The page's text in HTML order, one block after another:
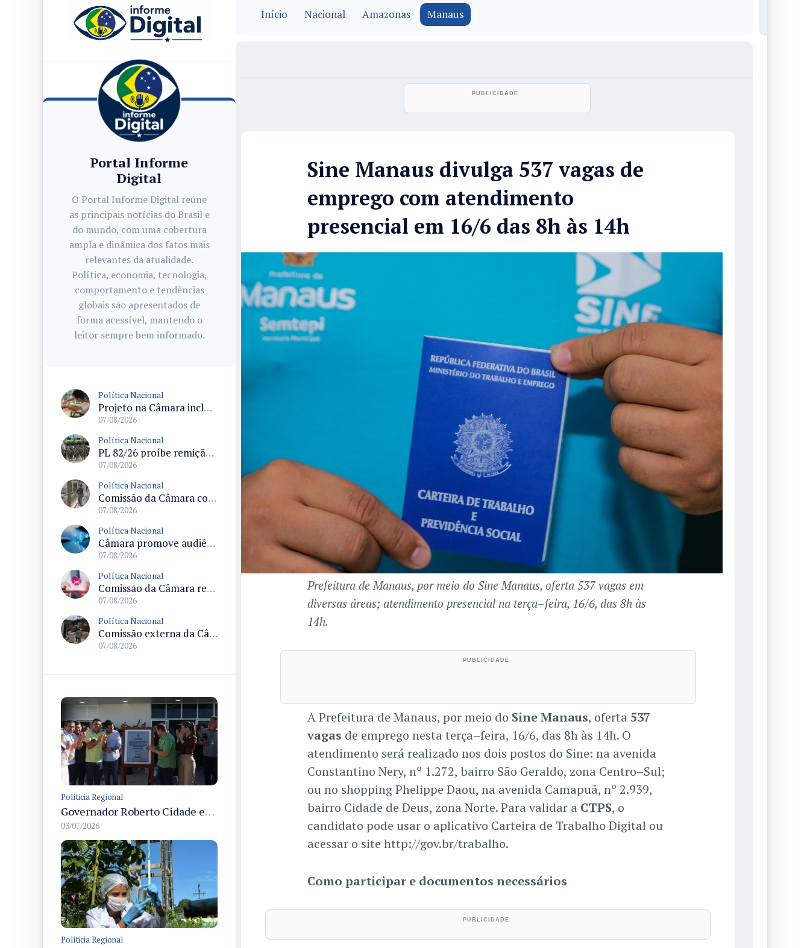
Portal Informe
Digital
O Portal Informe Digital reúne
as principais notícias do Brasil e
do mundo, com uma cobertura
ampla e dinâmica dos fatos mais
relevantes da atualidade.
Política, economia, tecnologia,
comportamento e tendências
globais são apresentados de
forma acessível, mantendo o
leitor sempre bem informado.
Política Nacional
Projeto na Câmara inclui estudantes com deficiência no regime escolar especial da LDB e estabelece critérios para frequência
07/08/2026
Política Nacional
PL 82/26 proíbe remição de pena por trabalho em funções militares para condenados por crimes contra o Estado Democrático de Direito
07/08/2026
Política Nacional
Comissão da Câmara convoca audiência para discutir misoginia nas escolas e universidades após divulgação de listas misóginas
07/08/2026
Política Nacional
Câmara promove audiência sobre Marco de Fomento à Economia Digital e impactos da inteligência artificial
07/08/2026
Política Nacional
Comissão da Câmara realiza audiência sobre apostas online para medir o tamanho do mercado ilegal
07/08/2026
Política Nacional
Comissão externa da Câmara convoca audiência pública sobre chuvas na Zona da Mata de Minas Gerais e impactos em Juiz de Fora
07/08/2026
Políticia Regional
Governador Roberto Cidade entrega readequação do ambulatório da FCecon e amplia capacidade de atendimento oncológico em Manaus
03/07/2026
Políticia Regional
Início Nacional Amazonas Manaus
Sine Manaus divulga 537 vagas de
emprego com atendimento
presencial em 16/6 das 8h às 14h
Prefeitura de Manaus, por meio do Sine Manaus, oferta 537 vagas em
diversas áreas; atendimento presencial na terça–feira, 16/6, das 8h às
14h.
A Prefeitura de Manaus, por meio do Sine Manaus, oferta 537
vagas de emprego nesta terça–feira, 16/6, das 8h às 14h. O
atendimento será realizado nos dois postos do Sine: na avenida
Constantino Nery, nº 1.272, bairro São Geraldo, zona Centro–Sul;
ou no shopping Phelippe Daou, na avenida Camapuã, nº 2.939,
bairro Cidade de Deus, zona Norte. Para validar a CTPS, o
candidato pode usar o aplicativo Carteira de Trabalho Digital ou
acessar o site http://gov.br/trabalho.
Como participar e documentos necessários